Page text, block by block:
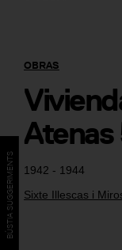
1942 - 1944
Sixte Illescas i
OBRAS
Atenas
BÚSTIA SUGGERIMENTS